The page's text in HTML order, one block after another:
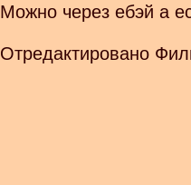
Можно через ебэй а
Отредактировано